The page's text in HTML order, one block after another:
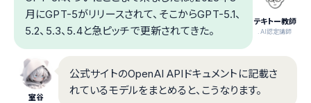
テキトー教師
.AI認定講師
月にGPT-5がリリースされて、そこからGPT-5.1、
5.2、5.3、5.4と急ピッチで更新されてきた。
室谷
公式サイトのOpenAI APIドキュメントに記載さ
れているモデルをまとめると、こうなります。